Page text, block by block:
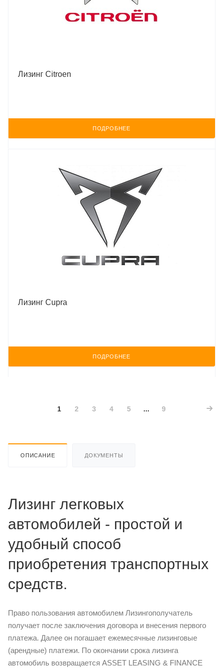
Лизинг Citroen
ПОДРОБНЕЕ
Лизинг Cupra
ПОДРОБНЕЕ
1 2 3 4 5 ... 9
ОПИСАНИЕ ДОКУМЕНТЫ
Лизинг легковых
автомобилей - простой и
удобный способ
приобретения транспортных
средств.
Право пользования автомобилем Лизингополучатель
получает после заключения договора и внесения первого
платежа. Далее он погашает ежемесячные лизинговые
(арендные) платежи. По окончании срока лизинга
автомобиль возвращается ASSET LEASING & FINANCE